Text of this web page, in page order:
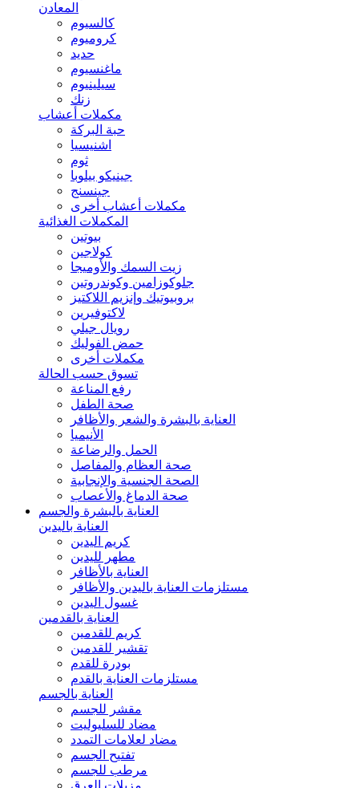
المعادن
كالسيوم
كروميوم
حديد
ماغنسيوم
سيلينيوم
زنك
مكملات أعشاب
حبة البركة
اشنيسيا
ثوم
جينيكو بيلوبا
جينسنج
مكملات أعشاب أخرى
المكملات الغذائية
بيوتين
كولاجين
زيت السمك والأوميجا
جلوكوزامين وكوندروتين
بروبيوتيك وإنزيم اللاكتيز
لاكتوفيرين
رويال جيلي
حمض الفوليك
مكملات أخرى
تسوق حسب الحالة
رفع المناعة
صحة الطفل
العناية بالبشرة والشعر والأظافر
الأنيميا
الحمل والرضاعة
صحة العظام والمفاصل
الصحة الجنسية والإنجابية
صحة الدماغ والأعصاب
العناية بالبشرة والجسم
العناية باليدين
كريم اليدين
مطهر لليدين
العناية بالأظافر
مستلزمات العناية باليدين والأظافر
غسول اليدين
العناية بالقدمين
كريم للقدمين
تقشير للقدمين
بودرة للقدم
مستلزمات العناية بالقدم
العناية بالجسم
مقشر للجسم
مضاد للسليوليت
مضاد لعلامات التمدد
تفتيح الجسم
مرطب للجسم
مزيلات العرق